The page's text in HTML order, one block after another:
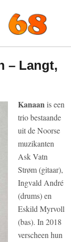
– Langt,
Kanaanis een
trio bestaande
uit de Noorse
muzikanten
Ask Vatn
Strøm (gitaar),
Ingvald André
(drums) en
Eskild Myrvoll
(bas). In 2018
verscheen hun